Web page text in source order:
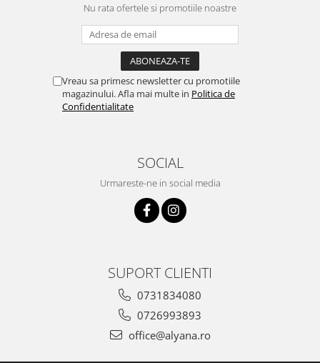
Nu rata ofertele si promotiile noastre
Vreau sa primesc newsletter cu promotiile
magazinului. Afla mai multe in Politica de
Confidentialitate
SOCIAL
Urmareste-ne in social media
SUPORT CLIENTI
0731834080
0726993893
office@alyana.ro